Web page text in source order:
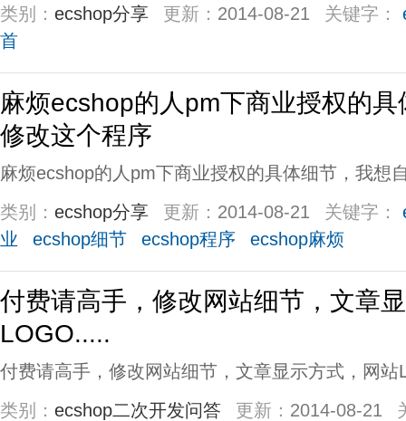
类别： ecshop分享 更新： 2014-08-21 关键字：
首
麻烦ecshop的人pm下商业授权的
修改这个程序
麻烦ecshop的人pm下商业授权的具体细节，我想
类别： ecshop分享 更新： 2014-08-21 关键字：
业
ecshop细节 ecshop程序 ecshop麻烦
付费请高手，修改网站细节，文章
LOGO.....
付费请高手，修改网站细节，文章显示方式，网
类别： ecshop二次开发问答 更新： 2014-08-21